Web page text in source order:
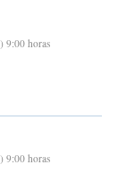
9:00 horas
9:00 horas